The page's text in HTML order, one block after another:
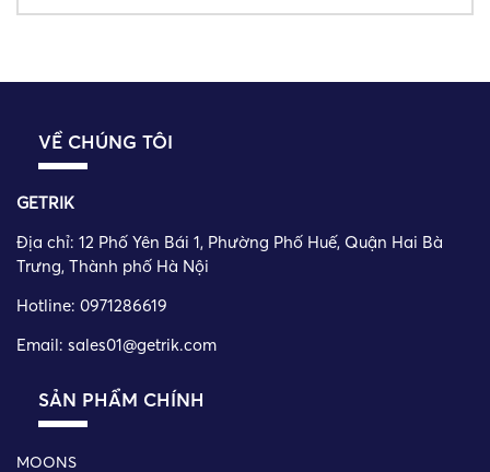
VỀ CHÚNG TÔI
GETRIK
Địa chỉ: 12 Phố Yên Bái 1, Phường Phố Huế, Quận Hai Bà
Trưng, Thành phố Hà Nội
Hotline: 0971286619
Email: sales01@getrik.com
SẢN PHẨM CHÍNH
MOONS